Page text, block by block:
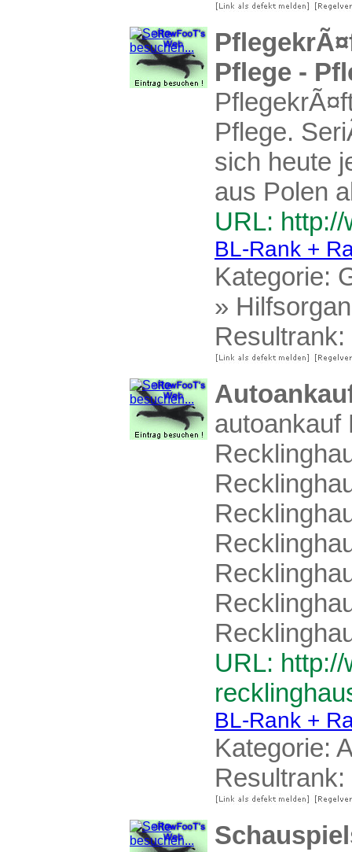
Pflege -
Pflege.
sich heute
aus Polen
URL:
BL-Rank +
Kategorie:
»
Resultrank:
autoankauf
URL:
BL-Rank +
Kategorie:
Resultrank: